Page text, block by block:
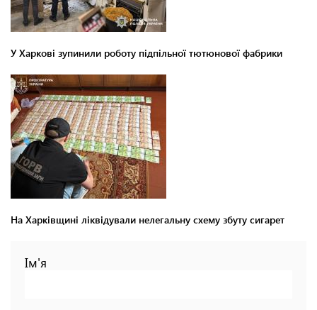
У Харкові зупинили роботу підпільної тютюнової фабрики
На Харківщині ліквідували нелегальну схему збуту сигарет
Ім'я